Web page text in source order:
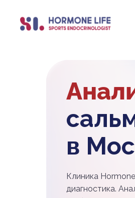
в
Клиника
диагностика.